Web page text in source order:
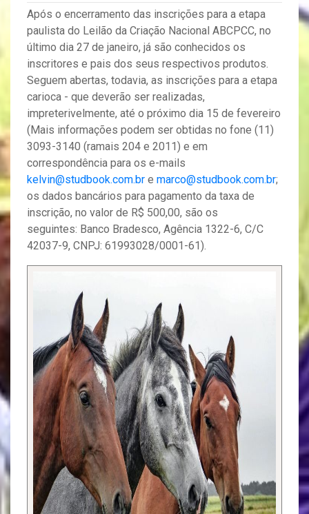
Após o encerramento das inscrições para a etapa
paulista do Leilão da Criação Nacional ABCPCC, no
último dia 27 de janeiro, já são conhecidos os
inscritores e pais dos seus respectivos produtos.
Seguem abertas, todavia, as inscrições para a etapa
carioca - que deverão ser realizadas,
impreterivelmente, até o próximo dia 15 de fevereiro
(Mais informações podem ser obtidas no fone (11)
3093-3140 (ramais 204 e 2011) e em
correspondência para os e-mails
kelvin@studbook.com.br e marco@studbook.com.br;
os dados bancários para pagamento da taxa de
inscrição, no valor de R$ 500,00, são os
seguintes: Banco Bradesco, Agência 1322-6, C/C
42037-9, CNPJ: 61993028/0001-61).